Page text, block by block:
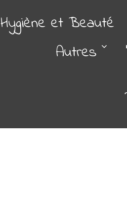
Hygiène et Beauté
Autres